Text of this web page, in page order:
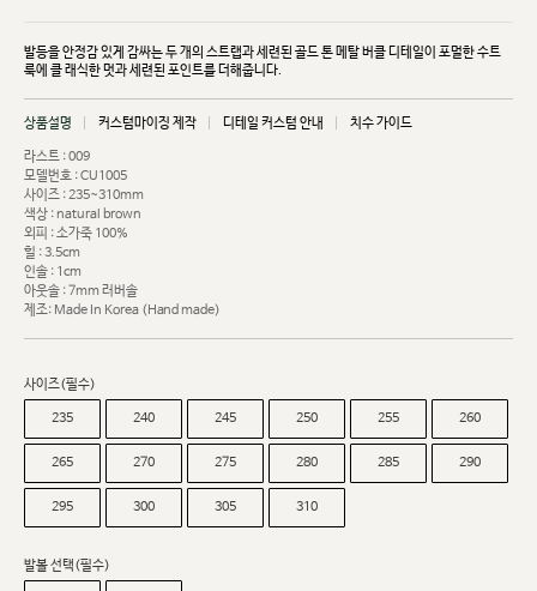
발등을 안정감 있게 감싸는 두 개의 스트랩과 세련된 골드 톤 메탈 버클 디테일이 포멀한 수트
룩에 클래식한 멋과 세련된 포인트를 더해줍니다.
상품설명 커스텀마이징 제작 디테일 커스텀 안내 치수 가이드
라스트 : 009
모델번호 : CU1005
사이즈 : 235~310mm
색상 : natural brown
외피 : 소가죽 100%
힐 : 3.5cm
인솔 : 1cm
아웃솔 : 7mm 러버솔
제조: Made In Korea (Hand made)
사이즈(필수)
235 240 245 250 255 260
265 270 275 280 285 290
295 300 305 310
발볼 선택(필수)